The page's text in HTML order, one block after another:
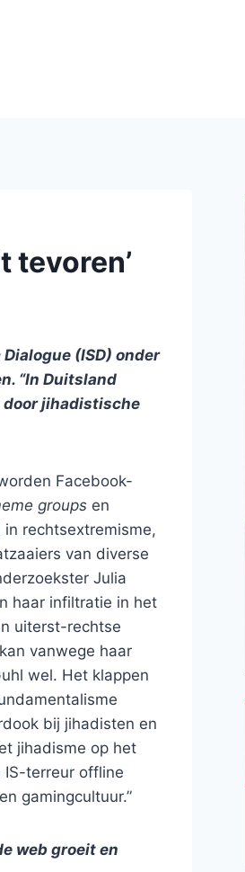
tevoren’
(ISD) onder
“In Duitsland
door jihadistische
Facebook-
groups en
rechtsextremisme,
van diverse
Julia
haar infiltratie in het
uiterst-rechtse
vanwege haar
wel. Het klappen
bij jihadisten en
jihadisme op het
IS-terreur offline
gamingcultuur.”
web groeit en